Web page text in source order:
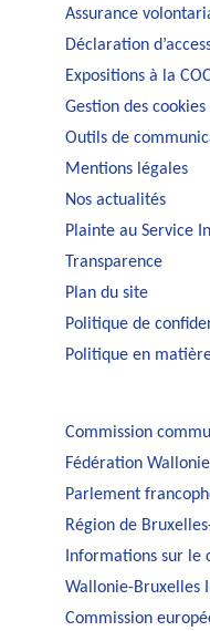
Assurance
Déclaration
Expositions à la
Gestion des cookies
Outils de
Mentions légales
Nos actualités
Plainte au Service
Transparence
Plan du site
Politique de
Politique en
Commission
Fédération
Parlement
Région de
Informations sur le
Wallonie-Bruxelles
Commission